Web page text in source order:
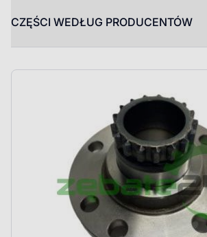
CZĘŚCI WEDŁUG PRODUCENTÓW